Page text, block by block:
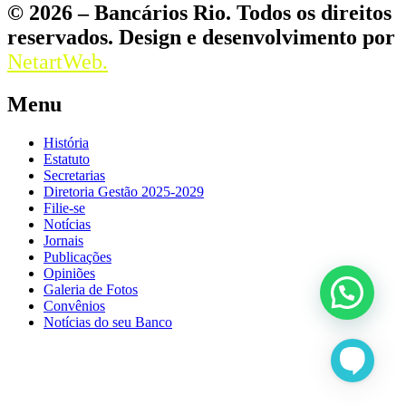
© 2026 – Bancários Rio. Todos os direitos
reservados. Design e desenvolvimento por
NetartWeb.
Menu
História
Estatuto
Secretarias
Diretoria Gestão 2025-2029
Filie-se
Notícias
Jornais
Publicações
Opiniões
Galeria de Fotos
Convênios
Notícias do seu Banco